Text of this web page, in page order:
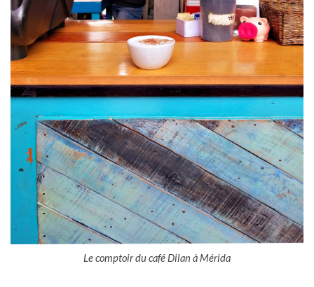
Le comptoir du café Dilan à Mérida